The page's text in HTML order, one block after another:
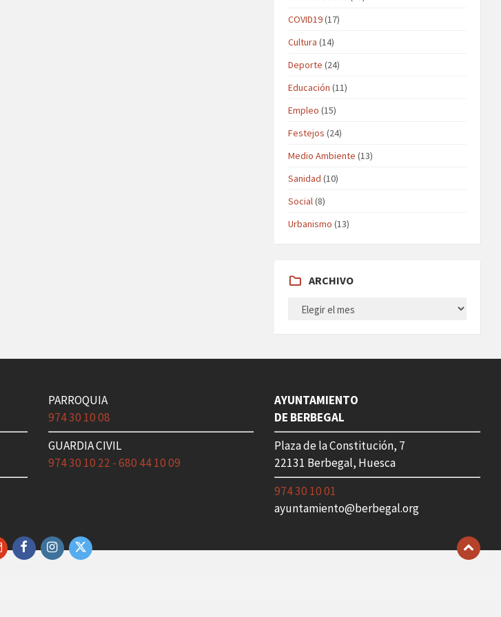
COVID19(17)
Cultura (14)
Deporte (24)
Educación (11)
Empleo (15)
Festejos (24)
Medio Ambiente (13)
Sanidad (10)
Social(8)
Urbanismo (13)
ARCHIVO
PARROQUIA
974 30 10 08
GUARDIA CIVIL
974 30 10 22 - 680 44 10 09
AYUNTAMIENTO
DE BERBEGAL
Plaza de la Constitución, 7
22131 Berbegal, Huesca
974 30 10 01
ayuntamiento@berbegal.org
EmailFacebookInstagramTwitter